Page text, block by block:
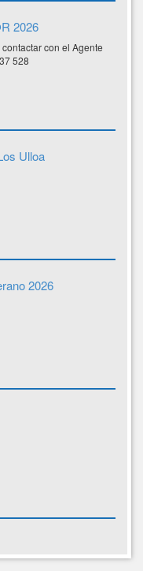
2026
con el Agente
528
Ulloa
2026